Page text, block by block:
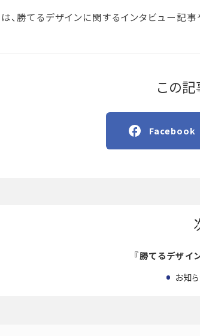
、勝てるデザインに関するインタビュー記
この記
Facebook
『勝てるデザイ
お知